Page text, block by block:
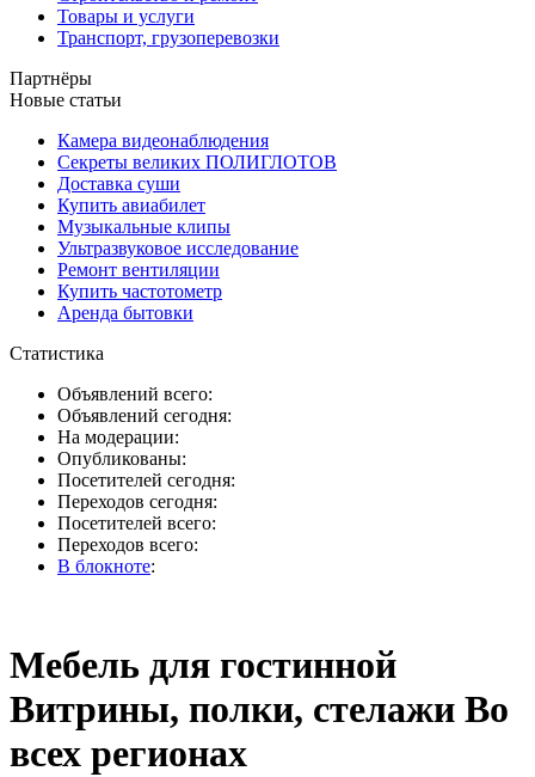
Товары и услуги
Транспорт, грузоперевозки
Партнёры
Новые статьи
Камера видеонаблюдения
Секреты великих ПОЛИГЛОТОВ
Доставка суши
Купить авиабилет
Музыкальные клипы
Ультразвуковое исследование
Ремонт вентиляции
Купить частотометр
Аренда бытовки
Статистика
Объявлений всего:
Объявлений сегодня:
На модерации:
Опубликованы:
Посетителей сегодня:
Переходов сегодня:
Посетителей всего:
Переходов всего:
В блокноте:
Мебель для гостинной
Витрины, полки, стелажи Во
всех регионах